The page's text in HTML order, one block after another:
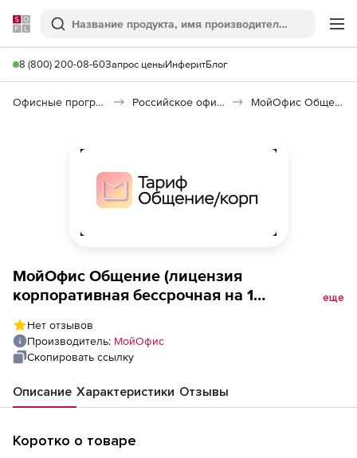
Softline
Поиск
8 (800) 200-08-60Запрос ценыИнферитБлог
Офисные программы Российское офисное ПО (Импортозамещение) МойОфис Общение
МойОфис Общение (лицензия
корпоративная бессрочная на 1
обновлений, для коммерческих
заказчиков), получение обновлений в
еще
Нет отзывов
Производитель: МойОфис
Скопировать ссылку
Описание Характеристики Отзывы
Коротко о товаре